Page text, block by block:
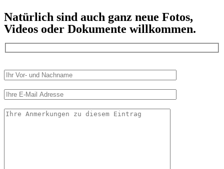
Natürlich sind auch ganz neue Fotos,
Videos oder Dokumente willkommen.